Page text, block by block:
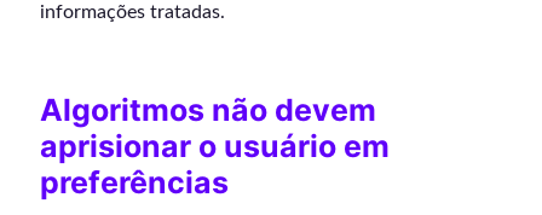
informações tratadas.
Algoritmos não devem
aprisionar o usuário em
preferências